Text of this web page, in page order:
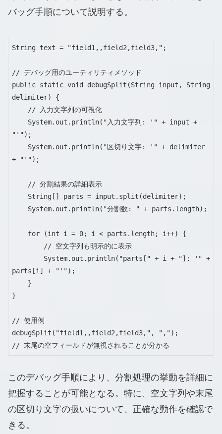
バッグ手順について説明する。
String text = "field1,,field2,field3,";
// デバッグ用のユーティリティメソッド
public static void debugSplit(String input, String
delimiter) {
"'");
+ "'");
parts[i] + "'");
}
// 使用例
debugSplit("field1,,field2,field3,", ",");
// 末尾の空フィールドが無視されることが分かる
このデバッグ手順により、分割処理の挙動を詳細に
把握することが可能となる。特に、空文字列や末尾
の区切り文字の扱いについて、正確な動作を確認で
きる。